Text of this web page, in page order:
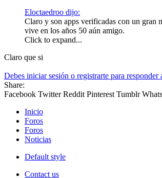
Eloctaedroo dijo:
Claro y son apps verificadas con un gran
vive en los años 50 aún amigo.
Click to expand...
Claro que si
Debes iniciar sesión o registrarte para responder
Share:
Facebook Twitter Reddit Pinterest Tumblr
Inicio
Foros
Foros
Noticias
Default style
Contact us